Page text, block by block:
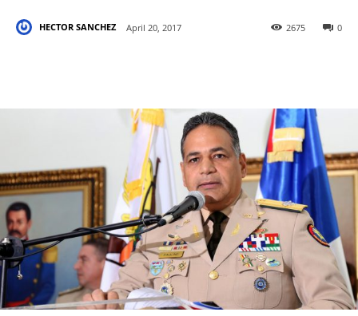
HECTOR SANCHEZ April 20, 2017 0
2675